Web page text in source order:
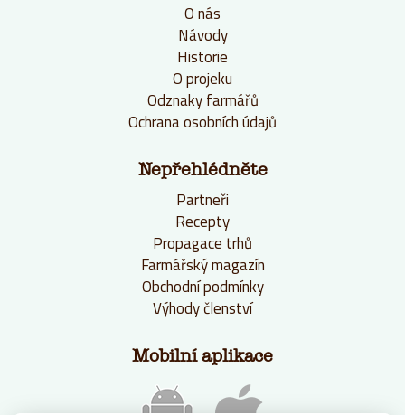
O nás
Návody
Historie
O projeku
Odznaky farmářů
Ochrana osobních údajů
Nepřehlédněte
Partneři
Recepty
Propagace trhů
Farmářský magazín
Obchodní podmínky
Výhody členství
Mobilní aplikace